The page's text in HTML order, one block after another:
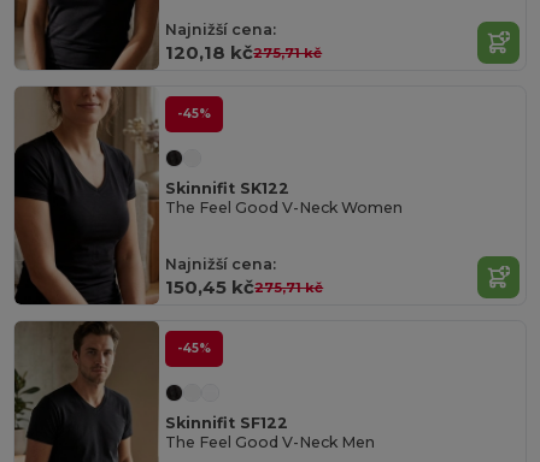
Najnižší cena:
120,18 kč275,71 kč
-45%
Skinnifit SK122
The Feel Good V-Neck Women
Najnižší cena:
150,45 kč275,71 kč
-45%
Skinnifit SF122
The Feel Good V-Neck Men